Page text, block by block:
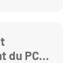
du PC